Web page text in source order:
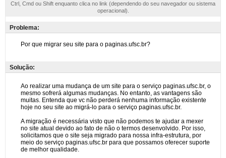
Ctrl, Cmd ou Shift enquanto clica no link (dependendo do seu navegador ou sistema
operacional).
Problema:
Solução: